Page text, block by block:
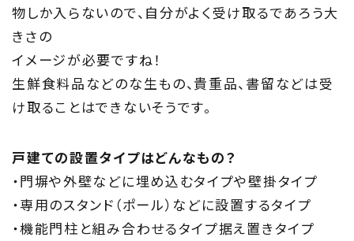
物しか入らないので、自分がよく受け取るであろう大
きさの
イメージが必要ですね！
生鮮食料品などのな生もの、貴重品、書留などは受
け取ることはできないそうです。
戸建ての設置タイプはどんなもの？
・門塀や外壁などに埋め込むタイプや壁掛タイプ
・専用のスタンド（ポール）などに設置するタイプ
・機能門柱と組み合わせるタイプ据え置きタイプ